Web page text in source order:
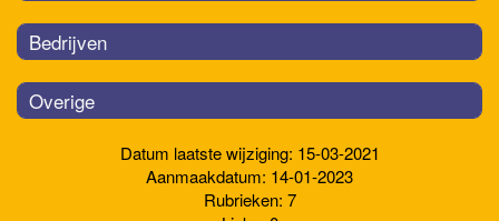
Bedrijven
Overige
Datum laatste wijziging: 15-03-2021
Aanmaakdatum: 14-01-2023
Rubrieken: 7